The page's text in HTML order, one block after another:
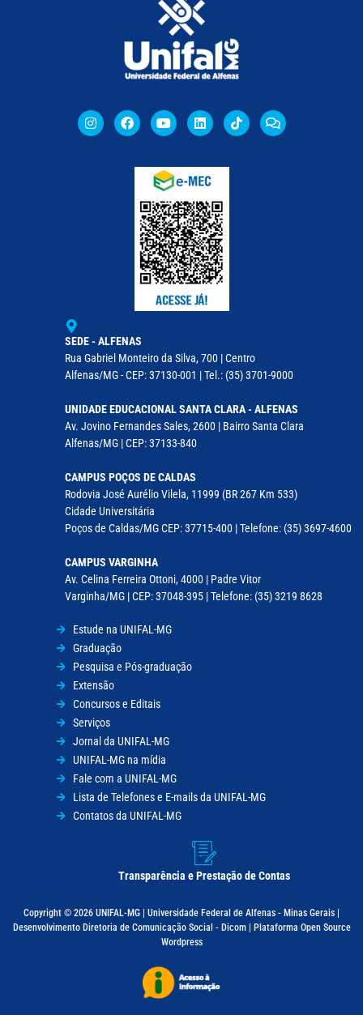
SEDE - ALFENAS
Rua Gabriel Monteiro da Silva, 700 | Centro
Alfenas/MG - CEP: 37130-001 | Tel.: (35) 3701-9000
UNIDADE EDUCACIONAL SANTA CLARA - ALFENAS
Av. Jovino Fernandes Sales, 2600 | Bairro Santa Clara
Alfenas/MG | CEP: 37133-840
CAMPUS POÇOS DE CALDAS
Rodovia José Aurélio Vilela, 11999 (BR 267 Km 533)
Cidade Universitária
Poços de Caldas/MG CEP: 37715-400 | Telefone: (35) 3697-4600
CAMPUS VARGINHA
Av. Celina Ferreira Ottoni, 4000 | Padre Vitor
Varginha/MG | CEP: 37048-395 | Telefone: (35) 3219 8628
Estude na UNIFAL-MG
Graduação
Pesquisa e Pós-graduação
Extensão
Concursos e Editais
Serviços
Jornal da UNIFAL-MG
UNIFAL-MG na mídia
Fale com a UNIFAL-MG
Lista de Telefones e E-mails da UNIFAL-MG
Contatos da UNIFAL-MG
Transparência e Prestação de Contas
Copyright © 2026 UNIFAL-MG | Universidade Federal de Alfenas - Minas Gerais |
Desenvolvimento Diretoria de Comunicação Social - Dicom | Plataforma Open Source
Wordpress